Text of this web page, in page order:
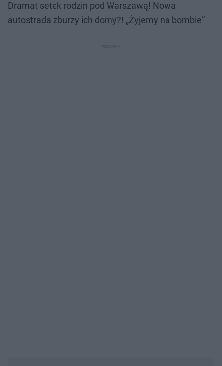
Dramat setek rodzin pod Warszawą! Nowa
autostrada zburzy ich domy?! „Żyjemy na bombie”